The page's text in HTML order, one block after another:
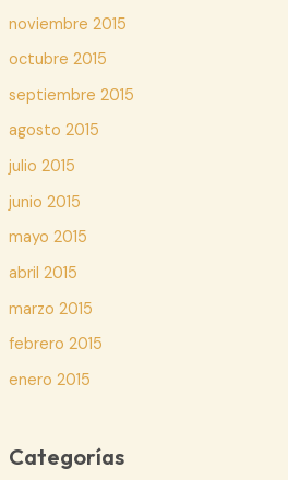
noviembre 2015
octubre 2015
septiembre 2015
agosto 2015
julio 2015
junio 2015
mayo 2015
abril 2015
marzo 2015
febrero 2015
enero 2015
Categorías